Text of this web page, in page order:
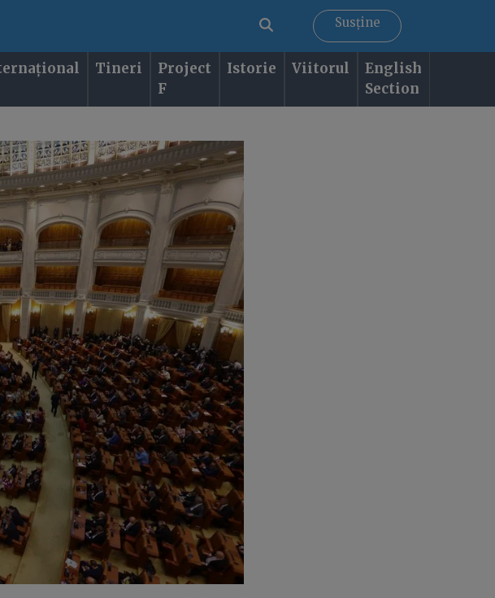
Susține
Tineri
Project
F
Istorie Viitorul
English
Section